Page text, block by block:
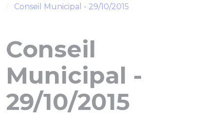
Conseil Municipal - 29/10/2015
Conseil
Municipal -
29/10/2015